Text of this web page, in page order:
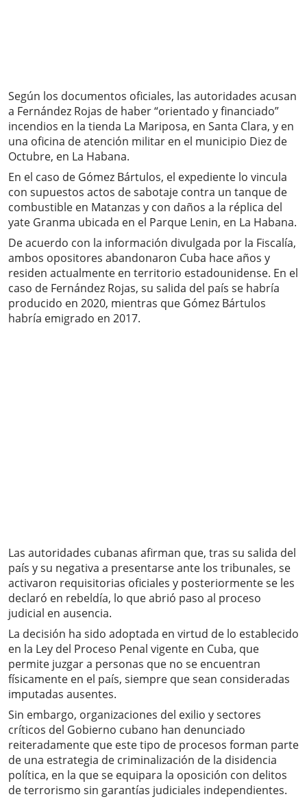
Según los documentos oficiales, las autoridades acusan
a Fernández Rojas de haber “orientado y financiado”
incendios en la tienda La Mariposa, en Santa Clara, y en
una oficina de atención militar en el municipio Diez de
Octubre, en La Habana.
En el caso de Gómez Bártulos, el expediente lo vincula
con supuestos actos de sabotaje contra un tanque de
combustible en Matanzas y con daños a la réplica del
yate Granma ubicada en el Parque Lenin, en La Habana.
De acuerdo con la información divulgada por la Fiscalía,
ambos opositores abandonaron Cuba hace años y
residen actualmente en territorio estadounidense. En el
caso de Fernández Rojas, su salida del país se habría
producido en 2020, mientras que Gómez Bártulos
habría emigrado en 2017.
Las autoridades cubanas afirman que, tras su salida del
país y su negativa a presentarse ante los tribunales, se
activaron requisitorias oficiales y posteriormente se les
declaró en rebeldía, lo que abrió paso al proceso
judicial en ausencia.
La decisión ha sido adoptada en virtud de lo establecido
en la Ley del Proceso Penal vigente en Cuba, que
permite juzgar a personas que no se encuentran
físicamente en el país, siempre que sean consideradas
imputadas ausentes.
Sin embargo, organizaciones del exilio y sectores
críticos del Gobierno cubano han denunciado
reiteradamente que este tipo de procesos forman parte
de una estrategia de criminalización de la disidencia
política, en la que se equipara la oposición con delitos
de terrorismo sin garantías judiciales independientes.